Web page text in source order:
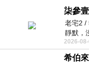
柒參
老宅2 /
靜默，
字像一
2026-
希伯